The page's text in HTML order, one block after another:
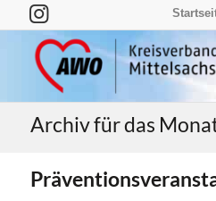
Archiv für das